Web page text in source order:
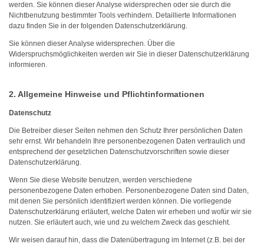
werden. Sie können dieser Analyse widersprechen oder sie durch die
Nichtbenutzung bestimmter Tools verhindern. Detaillierte Informationen
dazu finden Sie in der folgenden Datenschutzerklärung.
Sie können dieser Analyse widersprechen. Über die
Widerspruchsmöglichkeiten werden wir Sie in dieser Datenschutzerklärung
informieren.
2. Allgemeine Hinweise und Pflichtinformationen
Datenschutz
Die Betreiber dieser Seiten nehmen den Schutz Ihrer persönlichen Daten
sehr ernst. Wir behandeln Ihre personenbezogenen Daten vertraulich und
entsprechend der gesetzlichen Datenschutzvorschriften sowie dieser
Datenschutzerklärung.
Wenn Sie diese Website benutzen, werden verschiedene
personenbezogene Daten erhoben. Personenbezogene Daten sind Daten,
mit denen Sie persönlich identifiziert werden können. Die vorliegende
Datenschutzerklärung erläutert, welche Daten wir erheben und wofür wir sie
nutzen. Sie erläutert auch, wie und zu welchem Zweck das geschieht.
Wir weisen darauf hin, dass die Datenübertragung im Internet (z.B. bei der